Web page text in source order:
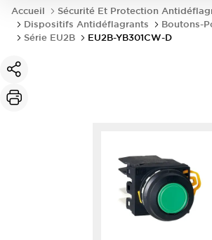
Accueil
Sécurité Et Protection
Dispositifs Antidéflagrants
Boutons-
Série EU2B
EU2B-YB301CW-D